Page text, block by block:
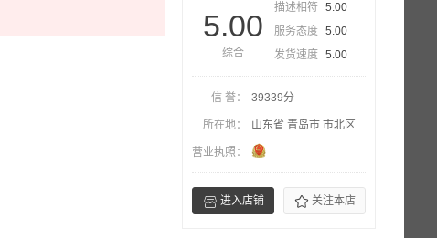
5.00
综合
描述相符 5.00
服务态度
5.00
发货速度
5.00
信 誉： 39339分
所在地： 山东省 青岛市 市北区
营业执照：
 进入店铺  关注本店